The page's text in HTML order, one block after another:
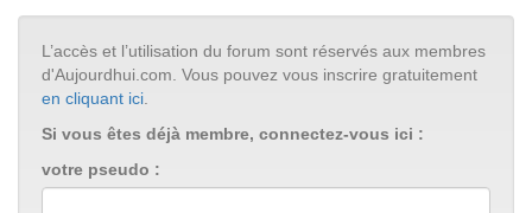
L’accès et l’utilisation du forum sont réservés aux membres
d'Aujourdhui.com. Vous pouvez vous inscrire gratuitement
en cliquant ici.
Si vous êtes déjà membre, connectez-vous ici :
votre pseudo :